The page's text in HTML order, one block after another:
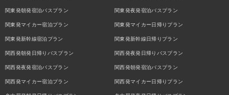
関東発朝発宿泊バスプラン 関東発夜発宿泊バスプラン
関東発マイカー宿泊プラン 関東発マイカー日帰りプラン
関東発新幹線宿泊プラン 関東発新幹線日帰りプラン
関西発朝発日帰りバスプラン 関西発夜発日帰りバスプラン
関西発夜発宿泊バスプラン 関西発朝発宿泊バスプラン
関西発マイカー宿泊プラン 関西発マイカー日帰りプラン